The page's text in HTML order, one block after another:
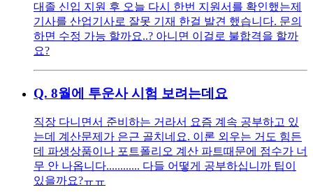
대졸 신입 지원 후 오늘 다시 한번 지원서를 확인했는제
기사를 산업기사로 잘못 기재 한걸 발견 했습니다. 문의
하면 수정 가능 할까요..? 아니면 이걸로 불합격을 할까
요?
Q. 8월에 투운사 시험 보려는데요
직장 다니면서 준비하는 거라서 요즘 계속 공부하고 있
는데 계산문제가 은근 골치네요. 이론 외우는 거도 힘든
데 파생상품이나 포트폴리오 계산 파트때문에 점수가 너
무 안 나옵니다............ 다들 어떻게 공부하십니까 팁이
있을까요?ㅠㅠ